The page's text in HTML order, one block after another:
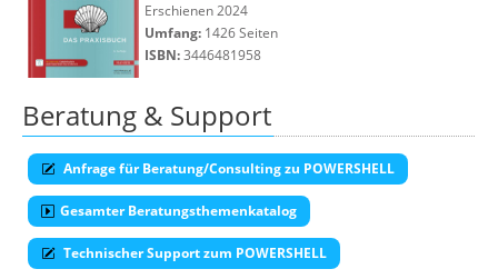
Erschienen 2024
Umfang: 1426 Seiten
ISBN:3446481958
Beratung & Support
Anfrage für Beratung/Consulting zu POWERSHELL
Gesamter Beratungsthemenkatalog
Technischer Support zum POWERSHELL